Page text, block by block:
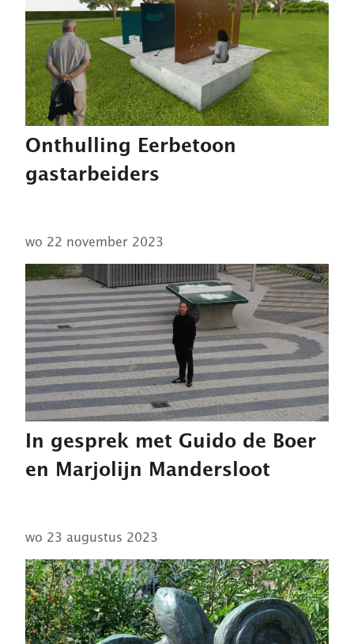
Onthulling Eerbetoon
gastarbeiders
wo 22 november 2023
In gesprek met Guido de Boer
en Marjolijn Mandersloot
wo 23 augustus 2023